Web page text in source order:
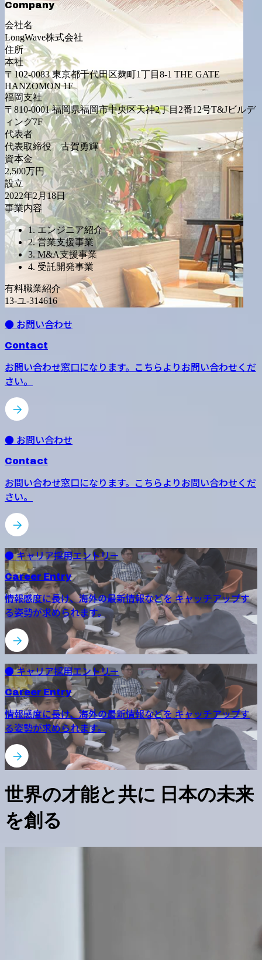
Company
会社名
LongWave株式会社
住所
本社
〒102-0083 東京都千代田区麹町1丁目8-1 THE GATE
HANZOMON 1F
福岡支社
〒810-0001 福岡県福岡市中央区天神2丁目2番12号T&Jビルデ
ィング7F
代表者
代表取締役 古賀勇輝
資本金
2,500万円
設立
2022年2月18日
事業内容
1. エンジニア紹介
2. 営業支援事業
3. M&A支援事業
4. 受託開発事業
有料職業紹介
13-ユ-314616
● お問い合わせ
Contact
お問い合わせ窓口になります。こちらよりお問い合わせくだ
さい。
● お問い合わせ
Contact
お問い合わせ窓口になります。こちらよりお問い合わせくだ
さい。
● キャリア採用エントリー
Career Entry
情報感度に長け、海外の最新情報などを キャッチアップす
る姿勢が求められます。
● キャリア採用エントリー
Career Entry
情報感度に長け、海外の最新情報などを キャッチアップす
る姿勢が求められます。
世界の才能と共に 日本の未来
を創る